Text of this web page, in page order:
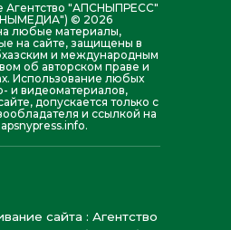
Агентство "АПСНЫПРЕСС"
© 2026
любые материалы,
на сайте, защищены в
и международным
об авторском праве и
Использование любых
и видеоматериалов,
допускается только с
и ссылкой на
сайта : Агентство